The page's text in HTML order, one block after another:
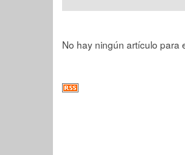
No hay ningún artículo para